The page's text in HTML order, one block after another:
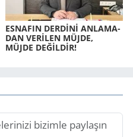
ES­NA­FIN DERDİNİ AN­LA­MA­
DAN VERİLEN MÜJDE,
MÜJDE DEĞİLDİR!